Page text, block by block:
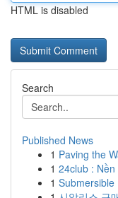
HTML is disabled
Search
Published News
1 Paving the
1 24club :
1